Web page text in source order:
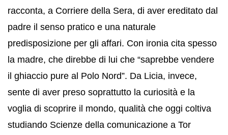
racconta, a Corriere della Sera, di aver ereditato dal
padre il senso pratico e una naturale
predisposizione per gli affari. Con ironia cita spesso
la madre, che direbbe di lui che “saprebbe vendere
il ghiaccio pure al Polo Nord”. Da Licia, invece,
sente di aver preso soprattutto la curiosità e la
voglia di scoprire il mondo, qualità che oggi coltiva
studiando Scienze della comunicazione a Tor